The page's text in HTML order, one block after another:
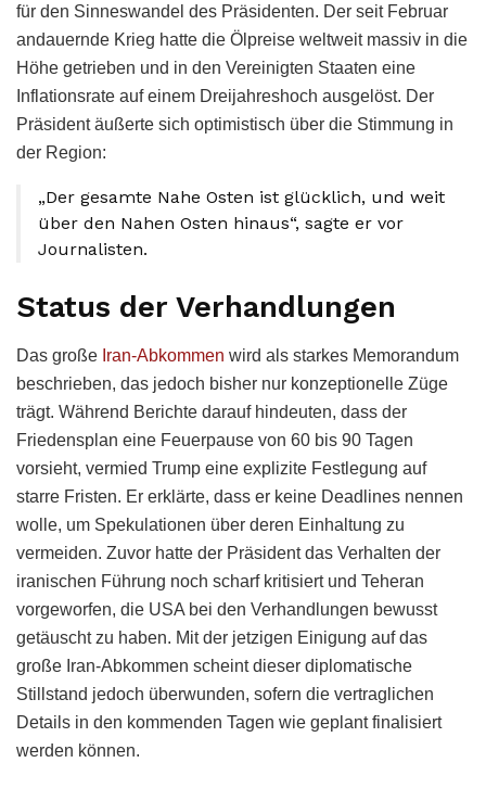
für den Sinneswandel des Präsidenten. Der seit Februar
andauernde Krieg hatte die Ölpreise weltweit massiv in die
Höhe getrieben und in den Vereinigten Staaten eine
Inflationsrate auf einem Dreijahreshoch ausgelöst. Der
Präsident äußerte sich optimistisch über die Stimmung in
der Region:
„Der gesamte Nahe Osten ist glücklich, und weit
über den Nahen Osten hinaus“, sagte er vor
Journalisten.
Status der Verhandlungen
Das große Iran-Abkommen wird als starkes Memorandum
beschrieben, das jedoch bisher nur konzeptionelle Züge
trägt. Während Berichte darauf hindeuten, dass der
Friedensplan eine Feuerpause von 60 bis 90 Tagen
vorsieht, vermied Trump eine explizite Festlegung auf
starre Fristen. Er erklärte, dass er keine Deadlines nennen
wolle, um Spekulationen über deren Einhaltung zu
vermeiden. Zuvor hatte der Präsident das Verhalten der
iranischen Führung noch scharf kritisiert und Teheran
vorgeworfen, die USA bei den Verhandlungen bewusst
getäuscht zu haben. Mit der jetzigen Einigung auf das
große Iran-Abkommen scheint dieser diplomatische
Stillstand jedoch überwunden, sofern die vertraglichen
Details in den kommenden Tagen wie geplant finalisiert
werden können.